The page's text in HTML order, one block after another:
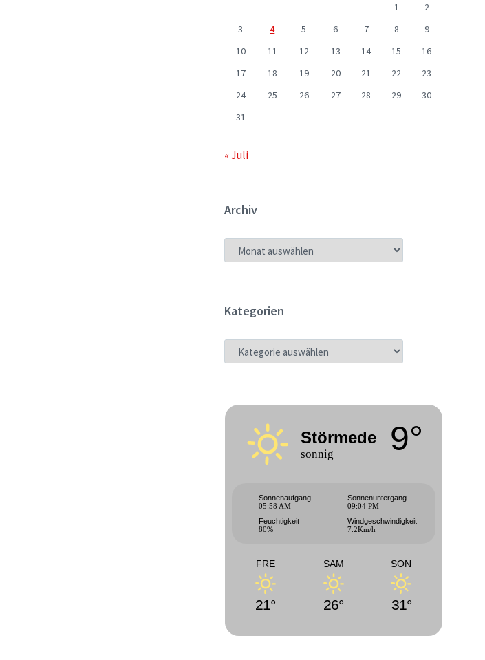
1
2
3
4 5 6 7 8
9
10
11 12 13 14 15
16
17
18 19 20 21 22
23
24
25 26 27 28 29
30
31
« Juli
Archiv
ARCHIV
Kategorien
KATEGORIEN
Störmede
sonnig 9°
Sonnenaufgang
05:58 AM
Sonnenuntergang
09:04 PM
Feuchtigkeit
80%
Windgeschwindigkeit
7.2Km/h
FRE
21°
SAM
26°
SON
31°